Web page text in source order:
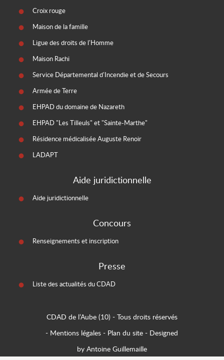
Croix rouge
Maison de la famille
Ligue des droits de l'Homme
Maison Rachi
Service Départemental d'Incendie et de Secours
Armée de Terre
EHPAD du domaine de Nazareth
EHPAD "Les Tilleuls" et "Sainte-Marthe"
Résidence médicalisée Auguste Renoir
LADAPT
Aide juridictionnelle
Aide juridictionnelle
Concours
Renseignements et inscription
Presse
Liste des actualités du CDAD
CDAD de l’Aube (10) - Tous droits réservés
- Mentions légales - Plan du site - Designed
by Antoine Guillemaille